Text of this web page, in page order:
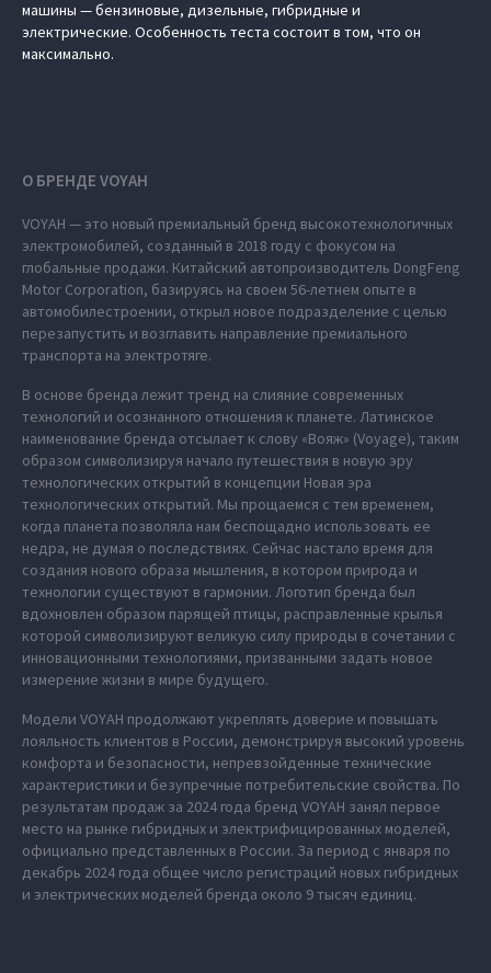
машины — бензиновые, дизельные, гибридные и
электрические. Особенность теста состоит в том, что он
максимально.
О БРЕНДЕ VOYAH
VOYAH — это новый премиальный бренд высокотехнологичных
электромобилей, созданный в 2018 году с фокусом на
глобальные продажи. Китайский автопроизводитель DongFeng
Motor Corporation, базируясь на своем 56-летнем опыте в
автомобилестроении, открыл новое подразделение с целью
перезапустить и возглавить направление премиального
транспорта на электротяге.
В основе бренда лежит тренд на слияние современных
технологий и осознанного отношения к планете. Латинское
наименование бренда отсылает к слову «Вояж» (Voyage), таким
образом символизируя начало путешествия в новую эру
технологических открытий в концепции Новая эра
технологических открытий. Мы прощаемся с тем временем,
когда планета позволяла нам беспощадно использовать ее
недра, не думая о последствиях. Сейчас настало время для
создания нового образа мышления, в котором природа и
технологии существуют в гармонии. Логотип бренда был
вдохновлен образом парящей птицы, расправленные крылья
которой символизируют великую силу природы в сочетании с
инновационными технологиями, призванными задать новое
измерение жизни в мире будущего.
Модели VOYAH продолжают укреплять доверие и повышать
лояльность клиентов в России, демонстрируя высокий уровень
комфорта и безопасности, непревзойденные технические
характеристики и безупречные потребительские свойства. По
результатам продаж за 2024 года бренд VOYAH занял первое
место на рынке гибридных и электрифицированных моделей,
официально представленных в России. За период с января по
декабрь 2024 года общее число регистраций новых гибридных
и электрических моделей бренда около 9 тысяч единиц.